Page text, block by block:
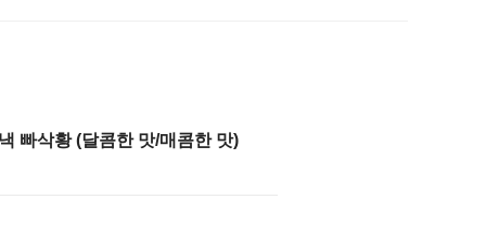
빠삭황 (달콤한 맛/매콤한 맛)